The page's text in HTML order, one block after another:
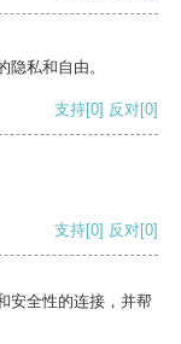
私和自由。
支持[0] 反对[0]
支持[0] 反对[0]
安全性的连接，并帮